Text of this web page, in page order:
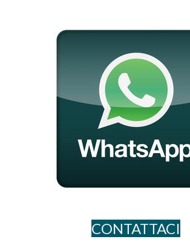
CONTATTACI